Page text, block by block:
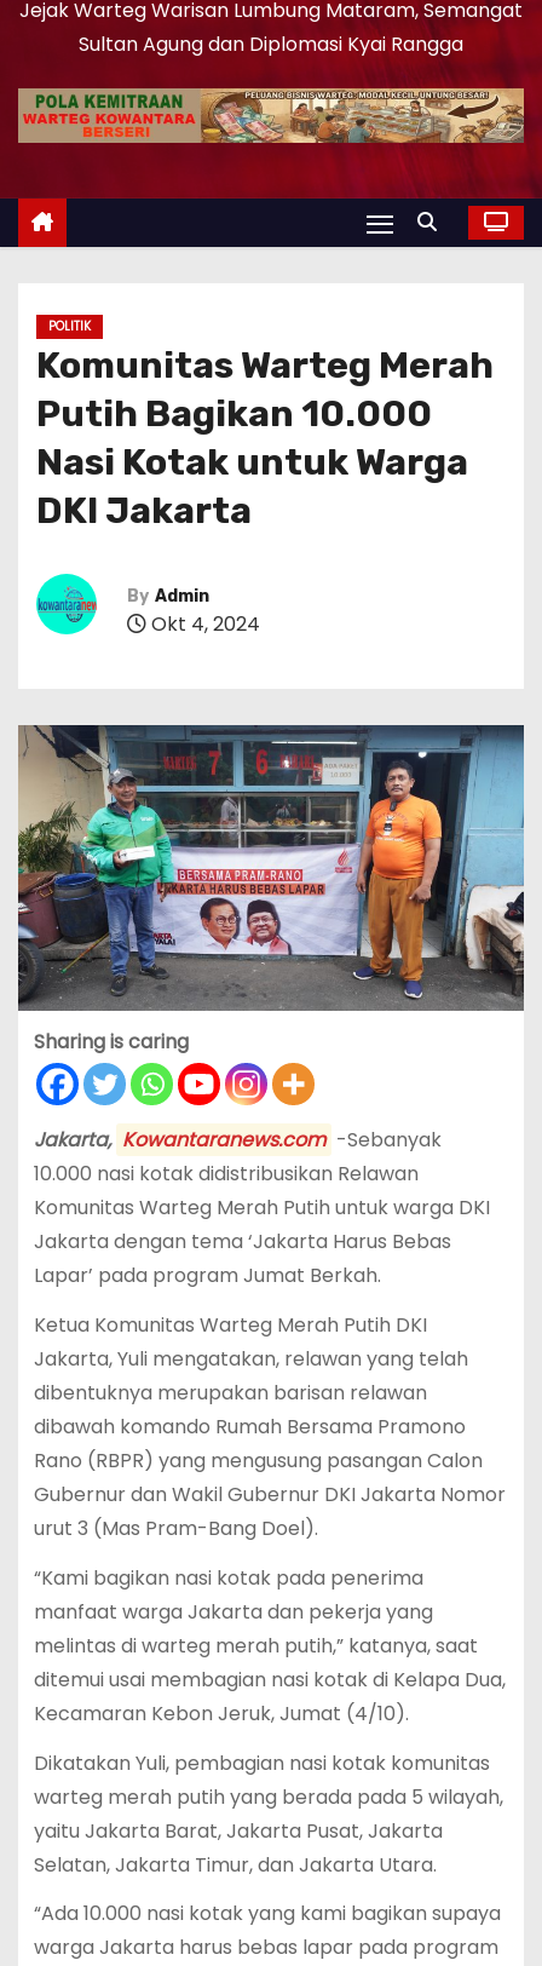
Jejak Warteg Warisan Lumbung Mataram, Semangat
Sultan Agung dan Diplomasi Kyai Rangga
POLITIK
Komunitas Warteg Merah
Putih Bagikan 10.000
Nasi Kotak untuk Warga
DKI Jakarta
By Admin
Okt 4, 2024
Sharing is caring
Jakarta, Kowantaranews.com -Sebanyak
10.000 nasi kotak didistribusikan Relawan
Komunitas Warteg Merah Putih untuk warga DKI
Jakarta dengan tema ‘Jakarta Harus Bebas
Lapar’ pada program Jumat Berkah.
Ketua Komunitas Warteg Merah Putih DKI
Jakarta, Yuli mengatakan, relawan yang telah
dibentuknya merupakan barisan relawan
dibawah komando Rumah Bersama Pramono
Rano (RBPR) yang mengusung pasangan Calon
Gubernur dan Wakil Gubernur DKI Jakarta Nomor
urut 3 (Mas Pram-Bang Doel).
“Kami bagikan nasi kotak pada penerima
manfaat warga Jakarta dan pekerja yang
melintas di warteg merah putih,” katanya, saat
ditemui usai membagian nasi kotak di Kelapa Dua,
Kecamaran Kebon Jeruk, Jumat (4/10).
Dikatakan Yuli, pembagian nasi kotak komunitas
warteg merah putih yang berada pada 5 wilayah,
yaitu Jakarta Barat, Jakarta Pusat, Jakarta
Selatan, Jakarta Timur, dan Jakarta Utara.
“Ada 10.000 nasi kotak yang kami bagikan supaya
warga Jakarta harus bebas lapar pada program